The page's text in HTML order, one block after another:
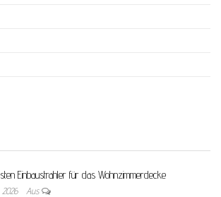
Einbaustrahler für das Wohnzimmerdecke
2026 Aus